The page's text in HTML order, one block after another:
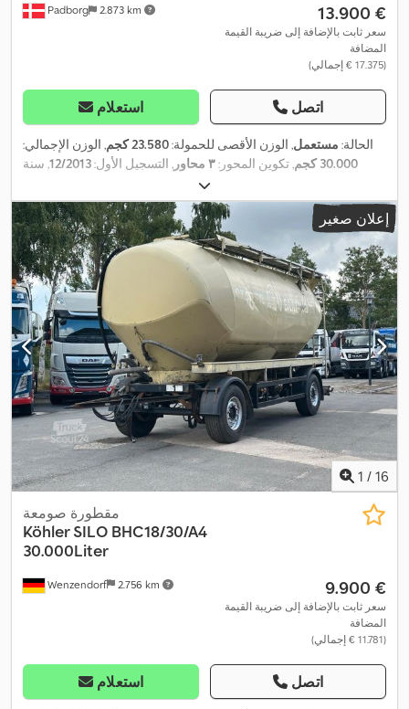
Padborg 2.873 km ‏13.900 €
سعر ثابت بالإضافة إلى ضريبة القيمة
المضافة
(‏17.375 € إجمالي)
استعلام اتصل
الحالة: مستعمل, الوزن الأقصى للحمولة:23.580 كجم
, الوزن الإجمالي:
30.000 كجم
, تكوين المحور:٣ محاور , التسجيل الأول:12/2013, سنة
, معدات:
إعلان صغير
1 / 16
Wenzendorf 2.756 km
مقطورة صومعة
Köhler SILO BHC18/30/A4
30.000Liter
‏9.900 €
سعر ثابت بالإضافة إلى ضريبة القيمة
المضافة
(‏11.781 € إجمالي)
استعلام اتصل